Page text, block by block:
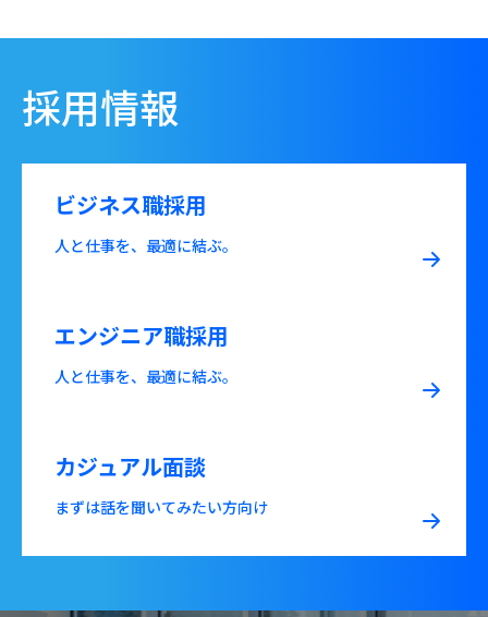
採用情報
ビジネス職採用
人と仕事を、最適に結ぶ。
エンジニア職採用
人と仕事を、最適に結ぶ。
カジュアル面談
まずは話を聞いてみたい方向け